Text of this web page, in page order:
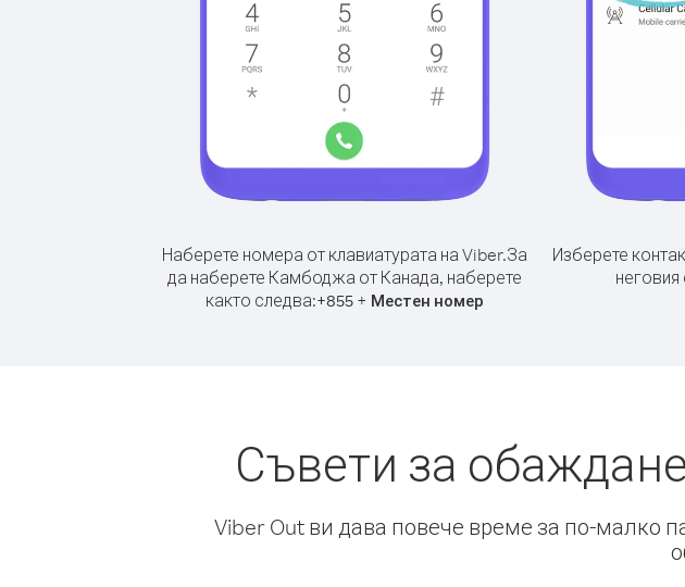
Наберете номера от клавиатурата на Viber.За
да наберете Камбоджа от Канада, наберете
както следва:+855 + Местен номер
Изберете
Съвети за
Viber Out ви дава повече време за по-малко